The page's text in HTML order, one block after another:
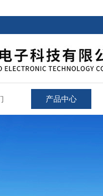
产品中心